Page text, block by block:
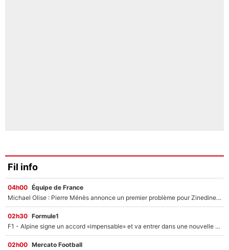
Fil info
04h00 Équipe de France
Michael Olise : Pierre Ménès annonce un premier problème pour Zinedine Zidane en équipe de France
02h30 Formule1
F1 - Alpine signe un accord «impensable» et va entrer dans une nouvelle dimension : Grande nouvelle pour Pierre Gasly !
02h00 Mercato Football